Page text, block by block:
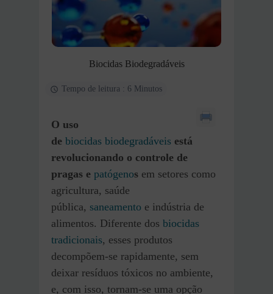
Biocidas Biodegradáveis
Tempo de leitura : 6 Minutos
O uso
de biocidas biodegradáveis está
revolucionando o controle de
pragas e patógenos em setores como
agricultura, saúde
pública, saneamento e indústria de
alimentos. Diferente dos biocidas
tradicionais, esses produtos
decompõem-se rapidamente, sem
deixar resíduos tóxicos no ambiente,
e, com isso, tornam-se uma opção